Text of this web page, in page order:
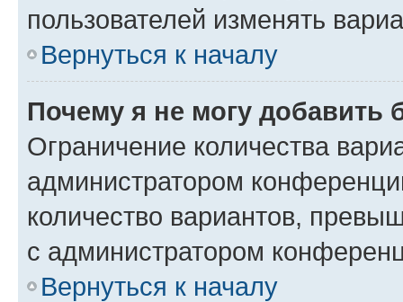
пользователей изменять
Вернуться к началу
Почему я не могу добавить
Ограничение количества
администратором
количество вариантов,
с администратором
Вернуться к началу